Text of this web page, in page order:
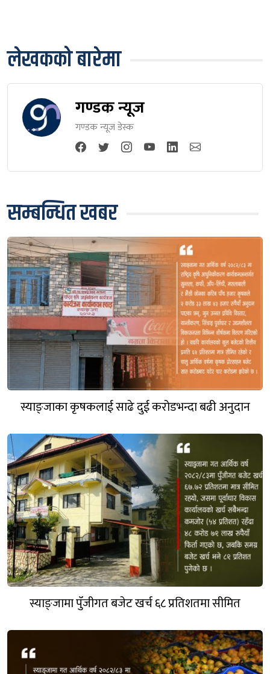
लेखकको बारेमा
गण्डक न्यूज
गण्डक न्यूज डेस्क
सम्बन्धित खबर
स्याङ्जाका कृषकलाई साढे दुई करोडभन्दा बढी अनुदान
स्याङ्जामा पुँजीगत बजेट खर्च ६८ प्रतिशतमा सीमित